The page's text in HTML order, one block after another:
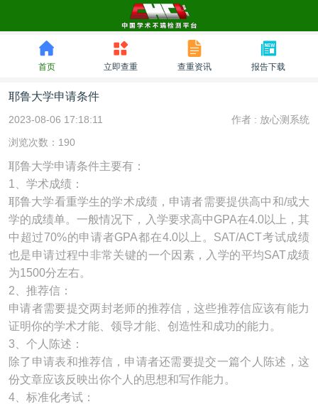
首页 立即查重 查重资讯 报告下载
耶鲁大学申请条件
2023-08-06 17:18:11 作者 : 放心测系统
浏览次数：190
耶鲁大学申请条件主要有：
1、学术成绩：
耶鲁大学看重学生的学术成绩，申请者需要提供高中和/或大
学的成绩单。一般情况下，入学要求高中GPA在4.0以上，其
中超过70%的申请者GPA都在4.0以上。SAT/ACT考试成绩
也是申请过程中非常关键的一个因素，入学的平均SAT成绩
为1500分左右。
2、推荐信：
申请者需要提交两封老师的推荐信，这些推荐信应该有能力
证明你的学术才能、领导才能、创造性和成功的能力。
3、个人陈述：
除了申请表和推荐信，申请者还需要提交一篇个人陈述，这
份文章应该反映出你个人的思想和写作能力。
4、标准化考试：